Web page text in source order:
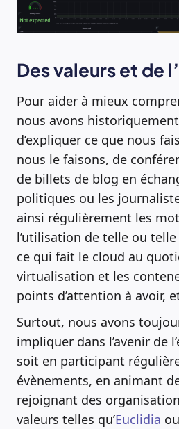
Des valeurs et de
Pour aider à mieux
nous avons
d’expliquer ce que nous
nous le faisons, de
de billets de blog en
politiques ou les
ainsi régulièrement les
l’utilisation de telle ou
ce qui fait le cloud au
virtualisation et les
points d’attention à avoir,
Surtout, nous avons
impliquer dans l’avenir de
soit en participant
évènements, en animant
rejoignant des
valeurs telles qu’Euclidia ou